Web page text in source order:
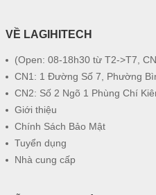
VỀ LAGIHITECH
(Open: 08-18h30 từ T2->T7,
CN1: 1 Đường Số 7, Phường
CN2: Số 2 Ngõ 1 Phùng Chí
Giới thiệu
Chính Sách Bảo Mật
Tuyển dụng
Nhà cung cấp